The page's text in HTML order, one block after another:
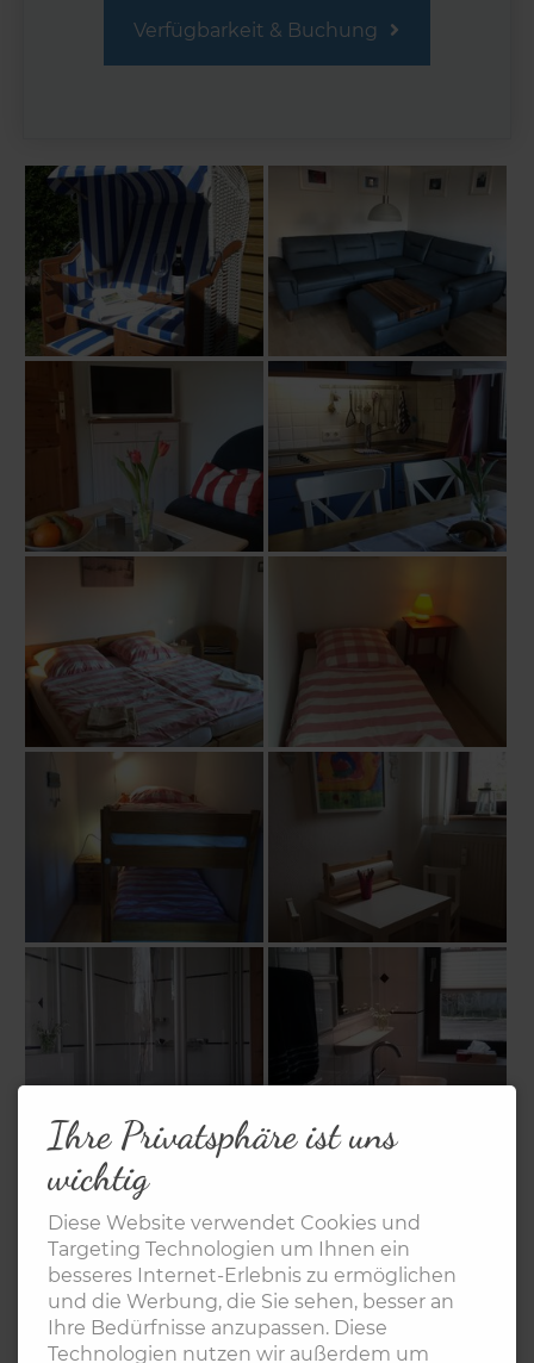
Verfügbarkeit & Buchung
Ihre Privatsphäre ist uns
wichtig
Diese Website verwendet Cookies und
Targeting Technologien um Ihnen ein
besseres Internet-Erlebnis zu ermöglichen
und die Werbung, die Sie sehen, besser an
Ihre Bedürfnisse anzupassen. Diese
Technologien nutzen wir außerdem um